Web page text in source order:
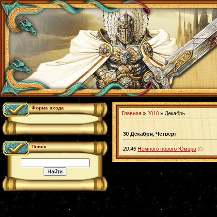
Форма входа
Поиск
Главная » 2010 » Декабрь
30 Декабря, Четверг
20:46 Немного нового Юмора (0)